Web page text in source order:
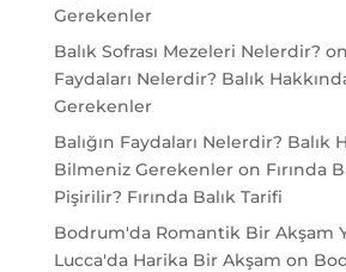
Gerekenler
Balık Sofrası Mezeleri Nelerdir? on
Faydaları Nelerdir? Balık
Gerekenler
Balığın Faydaları Nelerdir? Balık
Bilmeniz Gerekenleron Fırında
Pişirilir? Fırında Balık Tarifi
Bodrum'da Romantik Bir Akşam
Lucca'da Harika Bir Akşam on